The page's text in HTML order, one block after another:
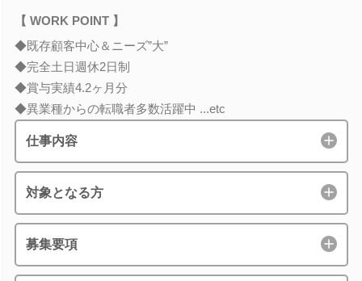
【 WORK POINT 】
◆既存顧客中心＆ニーズ”大”
◆完全土日週休2日制
◆賞与実績4.2ヶ月分
◆異業種からの転職者多数活躍中 ...etc
仕事内容
対象となる方
募集要項